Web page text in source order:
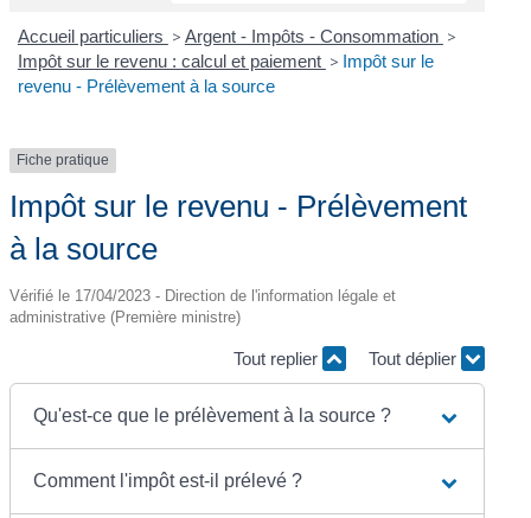
Accueil particuliers > Argent - Impôts - Consommation >
Impôt sur le revenu : calcul et paiement > Impôt sur le
revenu - Prélèvement à la source
Fiche pratique
Impôt sur le revenu - Prélèvement
à la source
Vérifié le 17/04/2023 - Direction de l'information légale et
administrative (Première ministre)
Tout replier Tout déplier
Qu'est-ce que le prélèvement à la source ?
Comment l'impôt est-il prélevé ?